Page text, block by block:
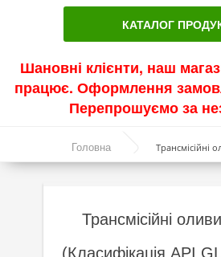
КАТАЛОГ
Актуальні продукти
Акції
Моторні оливи
Напівсинтетичні оливи
Мінеральні оливи
Шановні клієнти, наш
працює. Оформлення
Перепрошуємо за
Головна Трансмісійні
Трансмісійні оливи
(Класифікація API